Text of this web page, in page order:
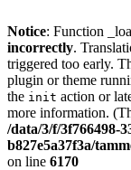
Notice: Function
incorrectly.
triggered too early.
plugin or theme
the init action or
more information.
/data/3/f/3f766498-
b827e5a37f3a/
on line 6170